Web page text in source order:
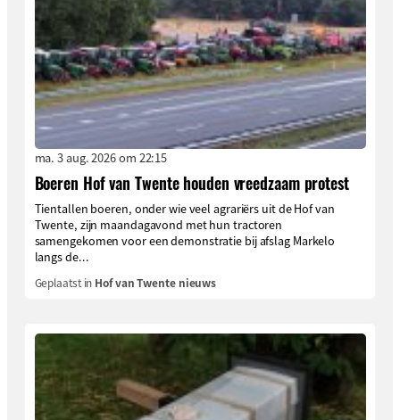
ma. 3 aug. 2026 om 22:15
Boeren Hof van Twente houden vreedzaam protest
Tientallen boeren, onder wie veel agrariërs uit de Hof van
Twente, zijn maandagavond met hun tractoren
samengekomen voor een demonstratie bij afslag Markelo
langs de...
Geplaatst in Hof van Twente nieuws